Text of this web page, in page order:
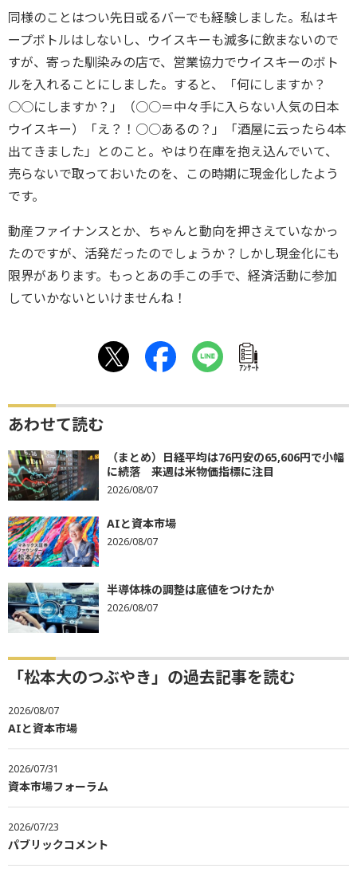
同様のことはつい先日或るバーでも経験しました。 私はキ
ープボトルはしないし、 ウイスキーも滅多に飲まないので
すが、寄った馴染みの店で、 営業協力でウイスキーのボト
ルを入れることにしました。すると、
「何にしますか？
○○にしますか？」（○○＝中々手に入らない人気の日本
ウイスキー）「え？！○○あるの？」
「酒屋に云ったら4本
出てきました」とのこと。 やはり在庫を抱え込んでいて、
売らないで取っておいたのを、 この時期に現金化したよう
です。
動産ファイナンスとか、 ちゃんと動向を押さえていなかっ
たのですが、 活発だったのでしょうか？しかし現金化にも
限界があります。 もっとあの手この手で、 経済活動に参加
していかないといけませんね！
ｱﾝｹｰﾄ
あわせて読む
（まとめ）日経平均は76円安の65,606円で小幅
に続落 来週は米物価指標に注目
2026/08/07
AIと資本市場
2026/08/07
半導体株の調整は底値をつけたか
2026/08/07
「松本大のつぶやき」の過去記事を読む
2026/08/07
AIと資本市場
2026/07/31
資本市場フォーラム
2026/07/23
パブリックコメント